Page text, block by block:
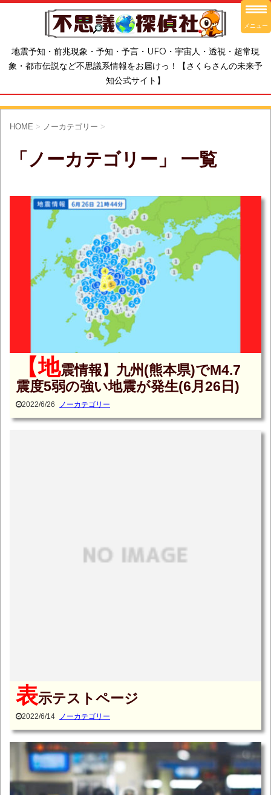
地震予知・前兆現象・予知・予言・UFO・宇宙人・透視・超常現
象・都市伝説など不思議系情報をお届けっ！【さくらさんの未来予
知公式サイト】
HOME > ノーカテゴリー >
「ノーカテゴリー」 一覧
【地震情報】九州(熊本県)でM4.7
震度5弱の強い地震が発生(6月26日)
2022/6/26 ノーカテゴリー
表示テストページ
2022/6/14 ノーカテゴリー
メニュー